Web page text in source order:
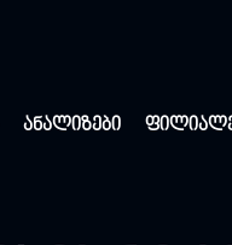
ანალიზები